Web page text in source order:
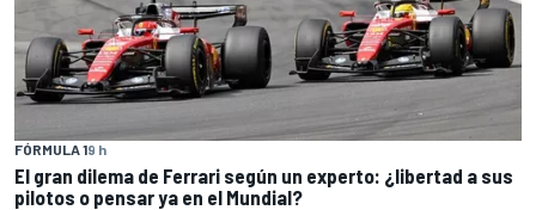
FÓRMULA 19 h
El gran dilema de Ferrari según un experto: ¿libertad a sus
pilotos o pensar ya en el Mundial?